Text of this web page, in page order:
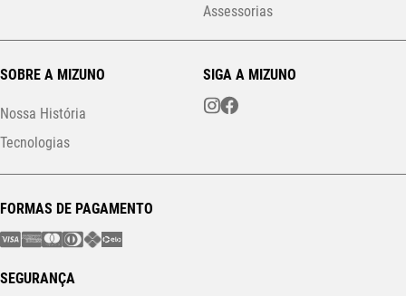
Assessorias
SOBRE A MIZUNO
Nossa História
Tecnologias
SIGA A MIZUNO
FORMAS DE PAGAMENTO
SEGURANÇA